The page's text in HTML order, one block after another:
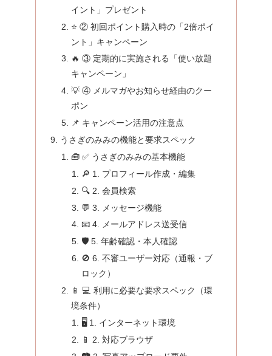
イント」プレゼント
⭐ ② 初回ポイント購入時の「2倍ポイ
ント」キャンペーン
🔥 ③ 定期的に実施される「使い放題
キャンペーン」
💡 ④ メルマガやお知らせ経由のクー
ポン
📌 キャンペーン活用の注意点
うさぎのみみの機能と要求スペック
🧰 ✅ うさぎのみみの基本機能
🔎 1. プロフィール作成・編集
🔍 2. 会員検索
💬 3. メッセージ機能
📧 4. メールアドレス送受信
🛡️ 5. 年齢確認・本人確認
🚫 6. 不審ユーザー対応（通報・ブ
ロック）
📱 💻 利用に必要な要求スペック（環
境条件）
🖥️ 1. インターネット環境
📱 2. 対応ブラウザ